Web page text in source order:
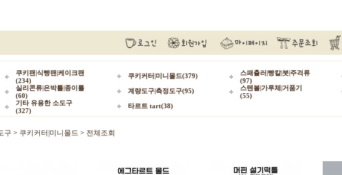
쿠키팬|식빵팬|케이크팬
(234)
쿠키커터|미니몰드(379)
스패츌러|빵칼|붓|주걱류
(97)
실리콘류|은박틀|종이틀
(60)
계량도구|측정도구(95)
스텐볼|가루체|거품기
(55)
기타 유용한 소도구
(327)
타르트 tart(38)
구 > 쿠키커터|미니몰드 > 전체조회